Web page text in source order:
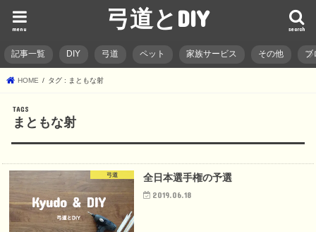
弓道とDIY search
menu
記事一覧 DIY 弓道 ペット 家族サービス その他 ブ
HOME タグ : まともな射
まともな射
弓道 全日本選手権の予選
2019.06.18